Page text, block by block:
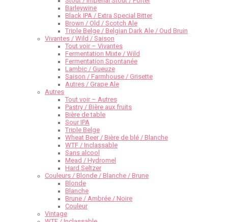
Barleywine
Black IPA / Extra Special Bitter
Brown / Old / Scotch Ale
Triple Belge / Belgian Dark Ale / Oud Bruin
Vivantes / Wild / Saison
Tout voir – Vivantes
Fermentation Mixte / Wild
Fermentation Spontanée
Lambic / Gueuze
Saison / Farmhouse / Grisette
Autres / Grape Ale
Autres
Tout voir – Autres
Pastry / Bière aux fruits
Bière de table
Sour IPA
Triple Belge
Wheat Beer / Bière de blé / Blanche
WTF / Inclassable
Sans alcool
Mead / Hydromel
Hard Seltzer
Couleurs / Blonde / Blanche / Brune
Blonde
Blanche
Brune / Ambrée / Noire
Couleur
Vintage